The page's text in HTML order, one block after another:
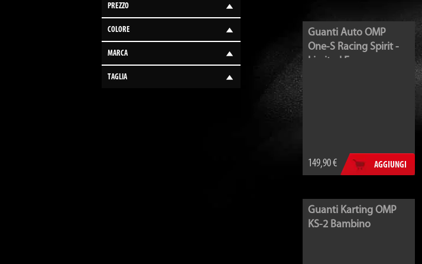
Guanti Auto OMP
One-S Racing Spirit -
Limited E...
149,90 € AGGIUNGI
Guanti Karting OMP
KS-2 Bambino
PREZZO
COLORE
MARCA
TAGLIA